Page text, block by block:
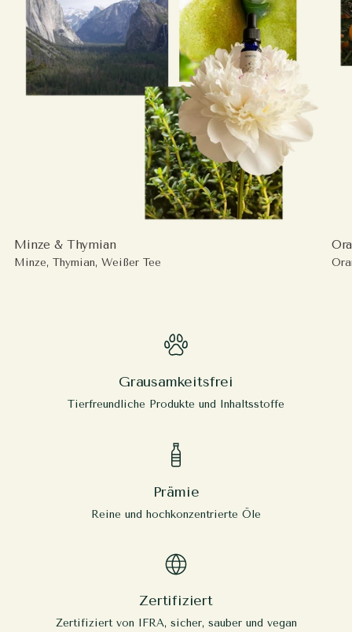
Minze & Thymian
Minze, Thymian, Weißer Tee
Grausamkeitsfrei
Tierfreundliche Produkte und Inhaltsstoffe
Prämie
Reine und hochkonzentrierte Öle
Zertifiziert
Zertifiziert von IFRA, sicher, sauber und vegan